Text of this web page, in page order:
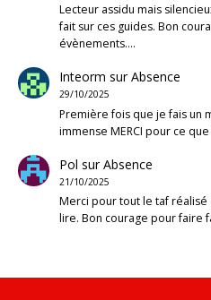
Lecteur assidu mais
fait sur ces guides. Bon
évènements.…
Inteorm surAbsence
29/10/2025
Première fois que je fais un
immense MERCI pour ce
Pol surAbsence
21/10/2025
Merci pour tout le taf réalisé
lire. Bon courage pour faire